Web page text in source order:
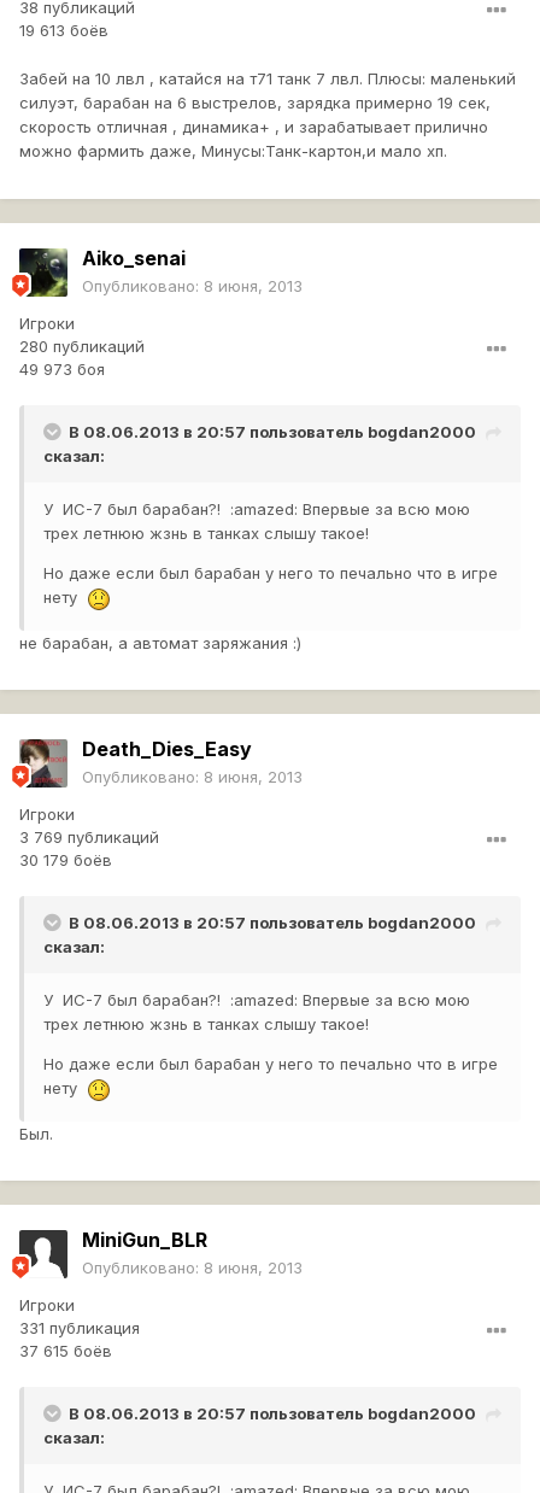
38 публикаций
19 613 боёв
Забей на 10 лвл , катайся на т71 танк 7 лвл. Плюсы: маленький
силуэт, барабан на 6 выстрелов, зарядка примерно 19 сек,
скорость отличная , динамика+ , и зарабатывает прилично
можно фармить даже, Минусы:Танк-картон,и мало хп.
Aiko_senai
Опубликовано: 8 июня, 2013
Игроки
280 публикаций
49 973 боя
В 08.06.2013 в 20:57 пользователь bogdan2000
сказал:
У ИС-7 был барабан?! :amazed: Впервые за всю мою
трех летнюю жзнь в танках слышу такое!
Но даже если был барабан у него то печально что в игре
нету
не барабан, а автомат заряжания :)
Death_Dies_Easy
Опубликовано: 8 июня, 2013
Игроки
3 769 публикаций
30 179 боёв
В 08.06.2013 в 20:57 пользователь bogdan2000
сказал:
У ИС-7 был барабан?! :amazed: Впервые за всю мою
трех летнюю жзнь в танках слышу такое!
Но даже если был барабан у него то печально что в игре
нету
Был.
MiniGun_BLR
Опубликовано: 8 июня, 2013
Игроки
331 публикация
37 615 боёв
В 08.06.2013 в 20:57 пользователь bogdan2000
сказал: